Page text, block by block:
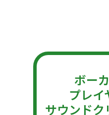
ボー
プレイ
サウンドク